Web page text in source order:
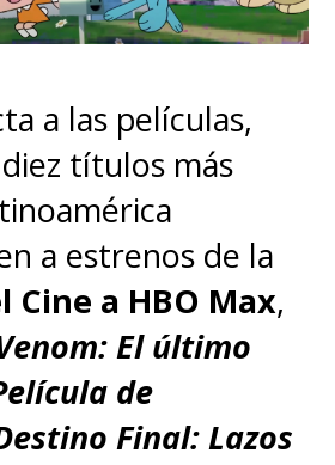
a las películas,
títulos más
a estrenos de la
Cine a HBO Max,
El último
de
Final: Lazos